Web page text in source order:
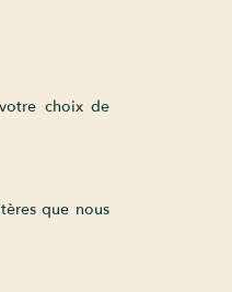
choix de
que nous